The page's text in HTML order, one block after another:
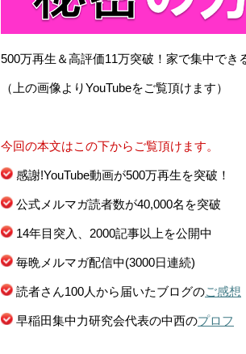
500万再生＆高評価11万突破！家で集中でき
（上の画像よりYouTubeをご覧頂けます）
今回の本文はこの下からご覧頂けます。
感謝!YouTube動画が500万再生を突破！
公式メルマガ読者数が40,000名を突破
14年目突入、2000記事以上を公開中
毎晩メルマガ配信中(3000日連続)
読者さん100人から届いたブログのご感想
早稲田集中力研究会代表の中西のプロフ